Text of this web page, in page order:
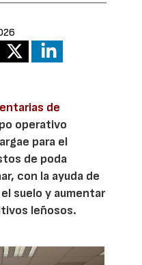
de
operativo
para el
de poda
con la ayuda de
suelo y aumentar
leñosos.